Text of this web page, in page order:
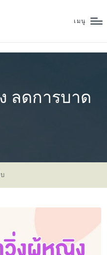
เมนู
ลดการบาด